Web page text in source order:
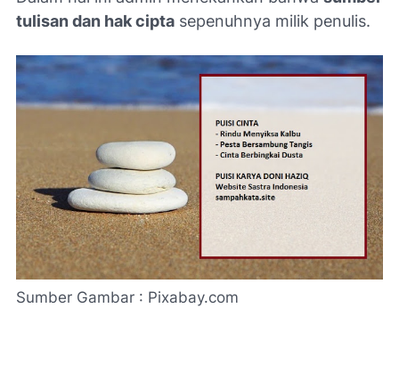
tulisan dan hak cipta sepenuhnya milik penulis.
Sumber Gambar : Pixabay.com